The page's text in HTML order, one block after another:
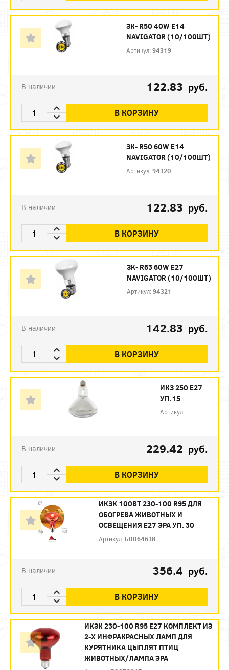
ЗК- R50 40W E14
NAVIGATOR (10/100ШТ)
Артикул:94319
В наличии 122.83 руб.
В КОРЗИНУ
ЗК- R50 60W E14
NAVIGATOR (10/100ШТ)
Артикул:94320
В наличии 122.83 руб.
В КОРЗИНУ
ЗК- R63 60W E27
NAVIGATOR (10/100ШТ)
Артикул:94321
В наличии 142.83 руб.
В КОРЗИНУ
ИКЗ 250 Е27
УП.15
Артикул:
В наличии 229.42 руб.
В КОРЗИНУ
ИКЗК 100ВТ 230-100 R95 ДЛЯ
ОБОГРЕВА ЖИВОТНЫХ И
ОСВЕЩЕНИЯ Е27 ЭРА УП. 30
Артикул: Б0064638
В наличии 356.4 руб.
В КОРЗИНУ
ИКЗК 230-100 R95 E27 КОМПЛЕКТ ИЗ
2-Х ИНФРАКРАСНЫХ ЛАМП ДЛЯ
КУРЯТНИКА ЦЫПЛЯТ ПТИЦ
ЖИВОТНЫХ/ЛАМПА ЭРА